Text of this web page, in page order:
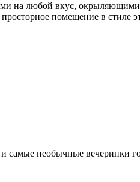
на любой вкус,
помещение в
самые необычные вечеринки